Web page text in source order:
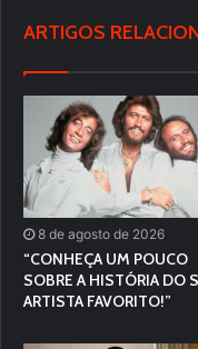
ARTIGOS
8 de agosto de 2026
“CONHEÇA UM POUCO
SOBRE A HISTÓRIA DO
ARTISTA FAVORITO!”